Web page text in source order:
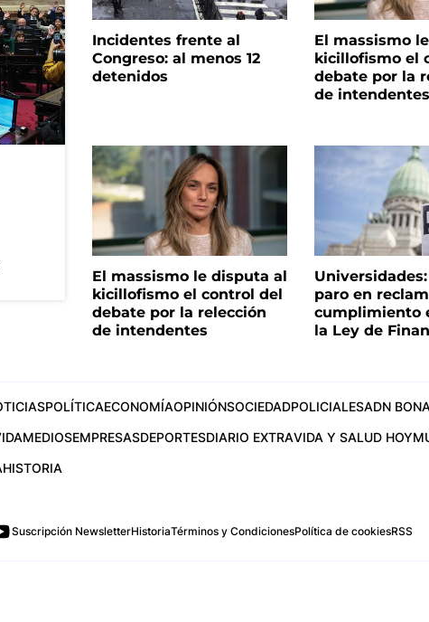
Incidentes frente al
Congreso: al menos 12
detenidos
El massismo
kicillofismo el
debate por la
de intendentes
El massismo le disputa al
kicillofismo el control del
debate por la relección
de intendentes
paro en
cumplimiento
la Ley de
POLÍTICAECONOMÍAOPINIÓNSOCIEDADPOLICIALESADN
MEDIOSEMPRESASDEPORTESDIARIO EXTRAVIDA Y SALUD HOY
HISTORIA
Suscripción NewsletterHistoriaTérminos y CondicionesPolítica de cookiesRSS